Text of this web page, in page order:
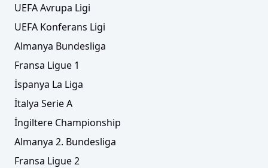
UEFA Avrupa Ligi
UEFA Konferans Ligi
Almanya Bundesliga
Fransa Ligue 1
İspanya La Liga
İtalya Serie A
İngiltere Championship
Almanya 2. Bundesliga
Fransa Ligue 2